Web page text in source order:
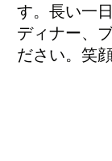
す。長い一
ディナー、
ださい。笑